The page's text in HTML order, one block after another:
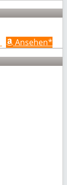
Ansehen*